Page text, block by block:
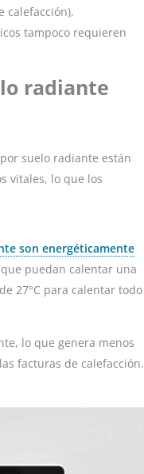
calefacción),
tampoco requieren
radiante
suelo radiante están
vitales, lo que los
son energéticamente
puedan calentar una
27°C para calentar todo
lo que genera menos
facturas de calefacción.